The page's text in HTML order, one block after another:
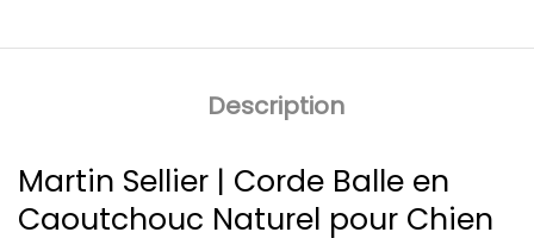
Description
Martin Sellier | Corde Balle en
Caoutchouc Naturel pour Chien